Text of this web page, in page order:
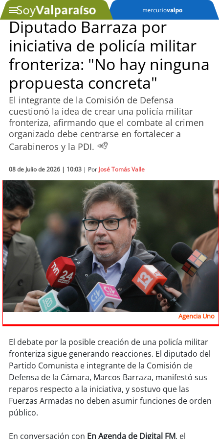
SOYTV
Podcast
Actualidad
Entretención
Economía
Tecnología
Sostenibilidad
soychile
arica
soyiquique
soyantofagasta
soy copiapó
soyvalparaíso
soyquillota
Diputado Barraza por
iniciativa de policía militar
fronteriza: "No hay ninguna
propuesta concreta"
El integrante de la Comisión de Defensa
cuestionó la idea de crear una policía militar
fronteriza, afirmando que el combate al crimen
organizado debe centrarse en fortalecer a
Carabineros y la PDI.
08 de Julio de 2026 | 10:03 | Por José Tomás Valle
Agencia Uno
El debate por la posible creación de una policía militar
fronteriza sigue generando reacciones. El diputado del
Partido Comunista e integrante de la Comisión de
Defensa de la Cámara, Marcos Barraza, manifestó sus
reparos respecto a la iniciativa, y sostuvo que las
Fuerzas Armadas no deben asumir funciones de orden
público.
En conversación con En Agenda de Digital FM, el